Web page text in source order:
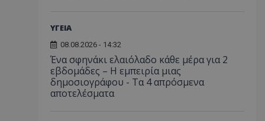
ΥΓΕΙΑ
08.08.2026 - 14:32
Ένα σφηνάκι ελαιόλαδο κάθε μέρα για 2
εβδομάδες – Η εμπειρία μιας
δημοσιογράφου - Τα 4 απρόσμενα
αποτελέσματα